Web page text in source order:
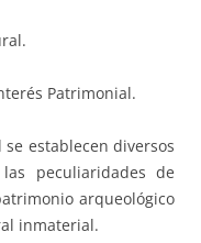
Patrimonial.
establecen diversos
peculiaridades de
arqueológico
inmaterial.